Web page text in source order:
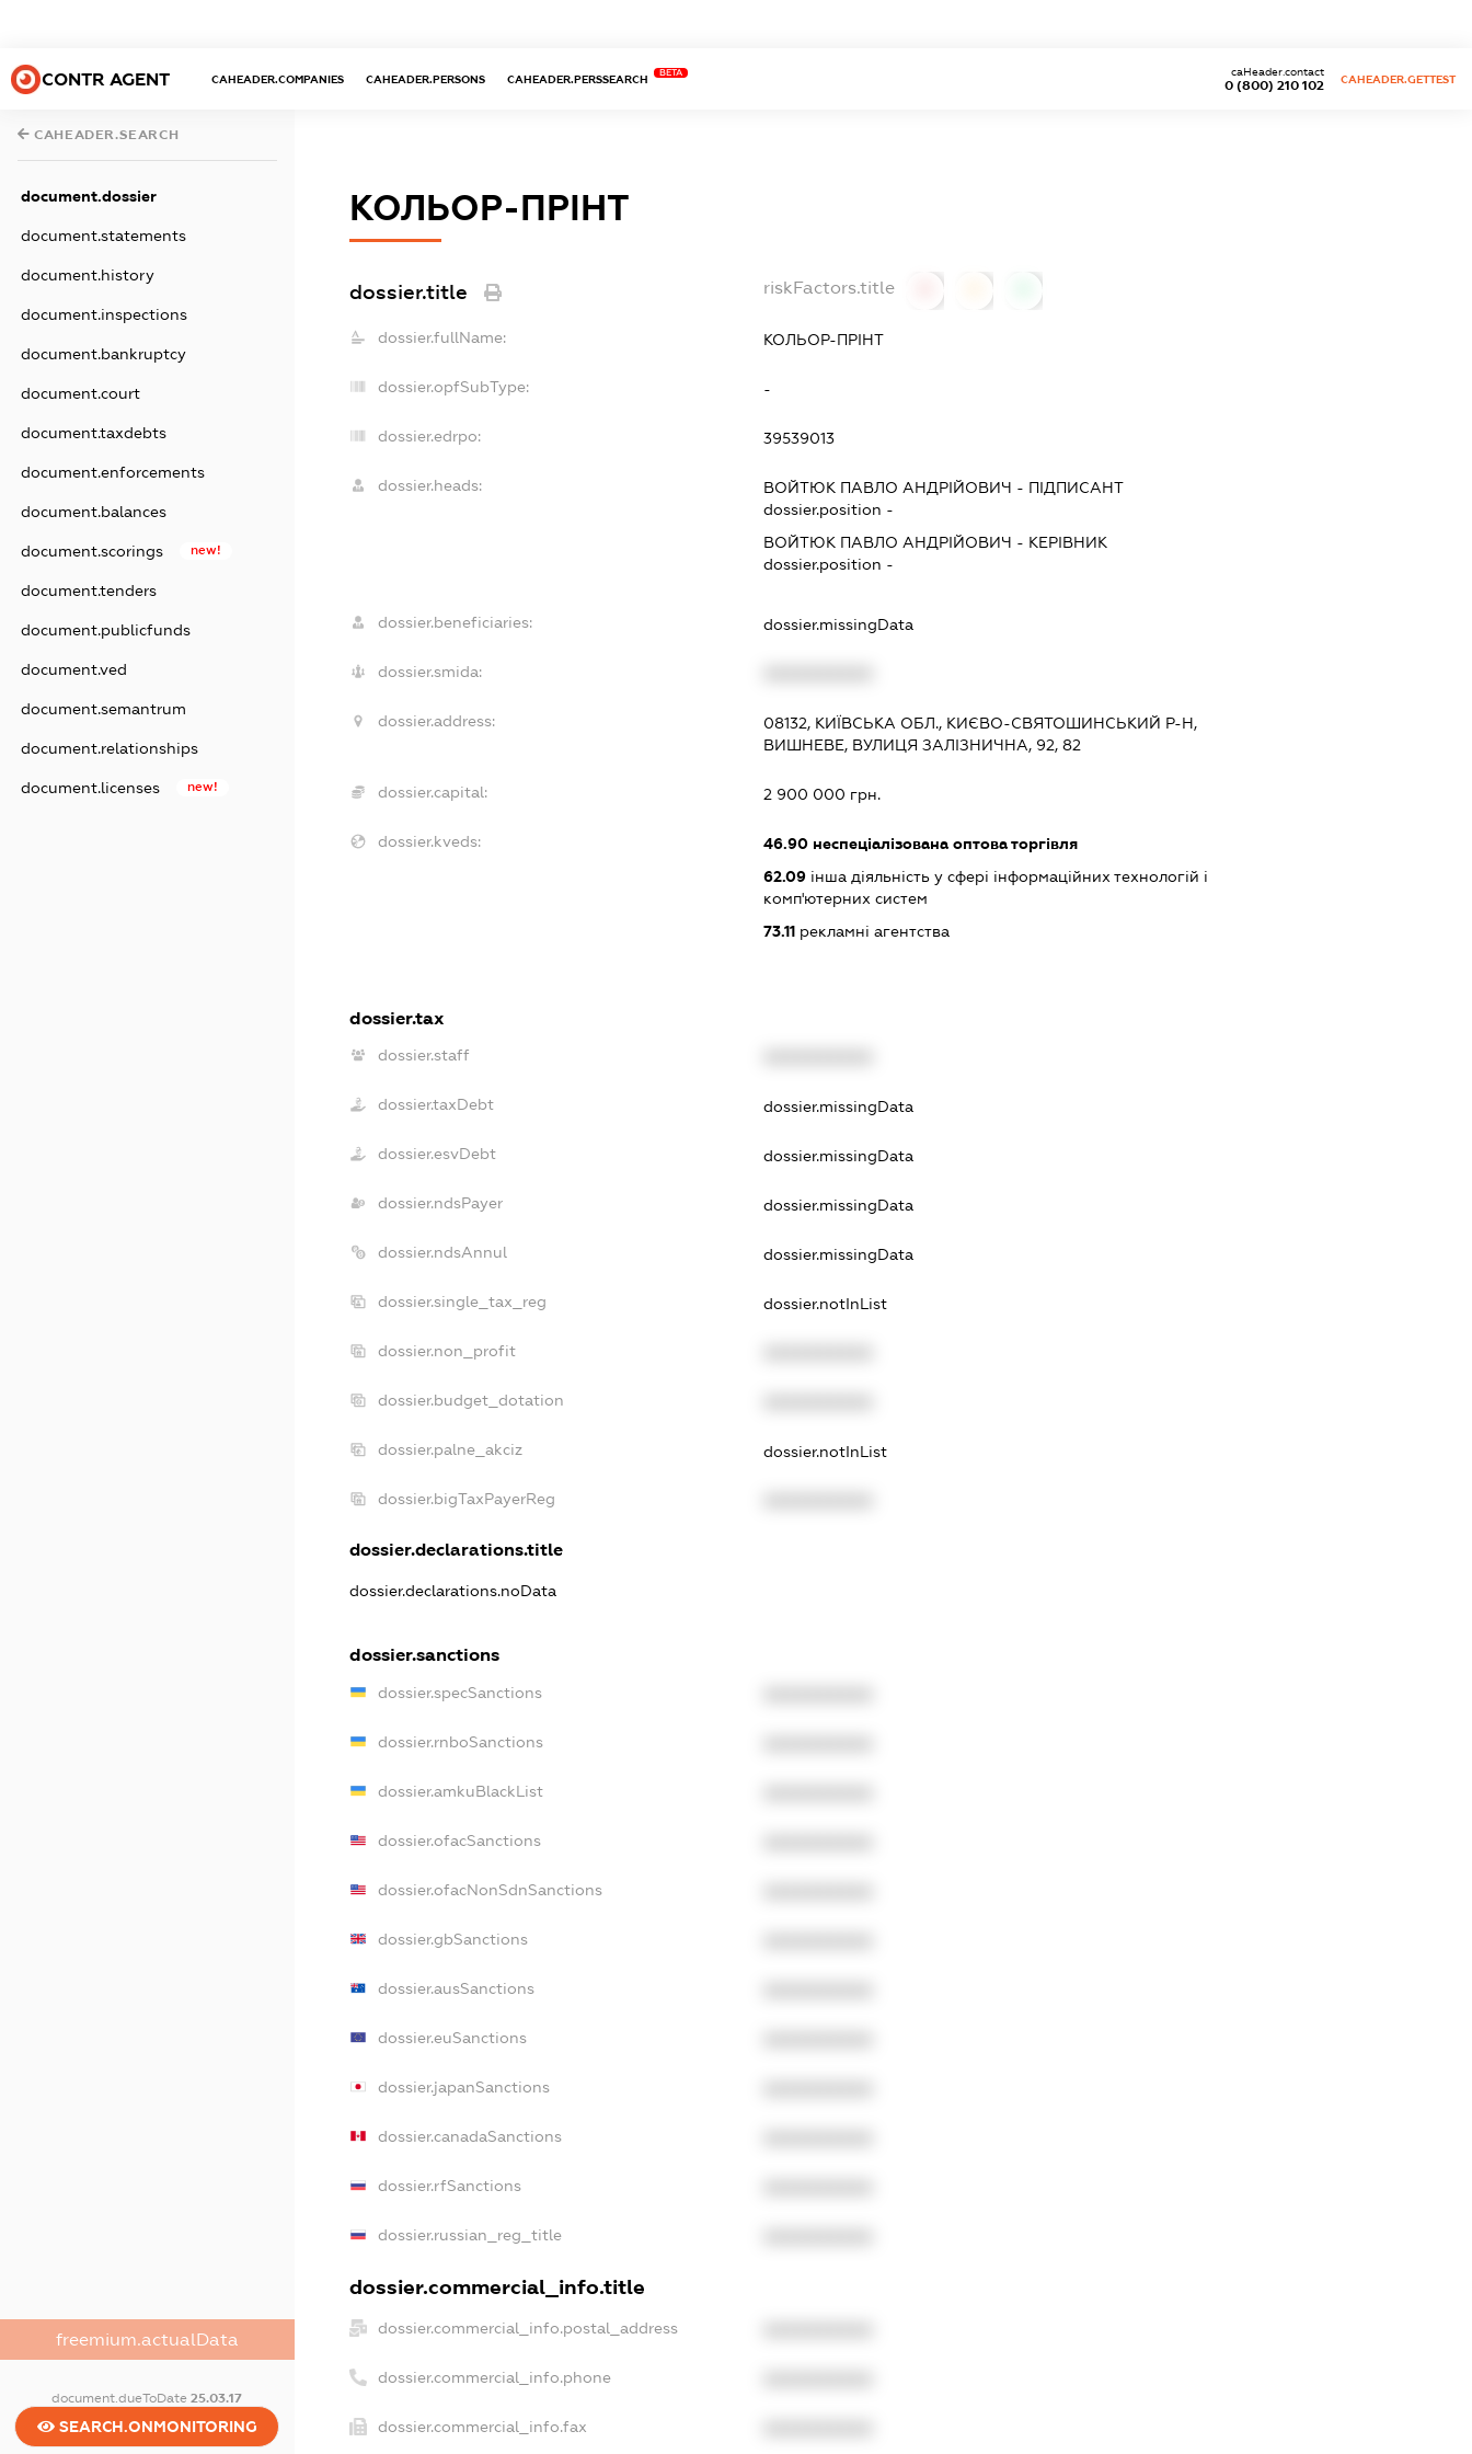
CONTR AGENT CAHEADER.COMPANIES CAHEADER.PERSONS CAHEADER.PERSSEARCH
BETA
0 (800) 210 102
caHeader.contact
CAHEADER.GETTEST
CAHEADER.SEARCH
document.dossier
document.statements
document.history
document.inspections
document.bankruptcy
document.court
document.taxdebts
document.enforcements
document.balances
document.scorings new!
document.tenders
document.publicfunds
document.ved
document.semantrum
document.relationships
document.licenses new!
freemium.actualData
document.dueToDate25.03.17
SEARCH.ONMONITORING
КОЛЬОР-ПРІНТ
dossier.title riskFactors.title
dossier.fullName: КОЛЬОР-ПРІНТ
dossier.opfSubType: -
dossier.edrpo: 39539013
dossier.heads: ВОЙТЮК ПАВЛО АНДРІЙОВИЧ - ПІДПИСАНТ
dossier.position -
ВОЙТЮК ПАВЛО АНДРІЙОВИЧ - КЕРІВНИК
dossier.position -
dossier.beneficiaries: dossier.missingData
dossier.smida:
dossier.address:
08132, КИЇВСЬКА ОБЛ., КИЄВО-СВЯТОШИНСЬКИЙ Р-Н,
ВИШНЕВЕ, ВУЛИЦЯ ЗАЛІЗНИЧНА, 92, 82
dossier.capital: 2 900 000 грн.
dossier.kveds: 46.90 неспеціалізована оптова торгівля
62.09 інша діяльність у сфері інформаційних технологій і
комп'ютерних систем
73.11 рекламні агентства
dossier.tax
dossier.staff
dossier.taxDebt dossier.missingData
dossier.esvDebt dossier.missingData
dossier.ndsPayer dossier.missingData
dossier.ndsAnnul dossier.missingData
dossier.single_tax_reg dossier.notInList
dossier.non_profit
dossier.budget_dotation
dossier.palne_akciz dossier.notInList
dossier.bigTaxPayerReg
dossier.declarations.title
dossier.declarations.noData
dossier.sanctions
dossier.specSanctions
dossier.rnboSanctions
dossier.amkuBlackList
dossier.ofacSanctions
dossier.ofacNonSdnSanctions
dossier.gbSanctions
dossier.ausSanctions
dossier.euSanctions
dossier.japanSanctions
dossier.canadaSanctions
dossier.rfSanctions
dossier.russian_reg_title
dossier.commercial_info.title
dossier.commercial_info.postal_address
dossier.commercial_info.phone
dossier.commercial_info.fax